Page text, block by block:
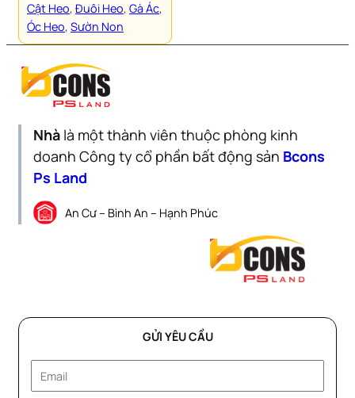
Cật Heo, Đuôi Heo, Gà Ác
Óc Heo, Sườn Non
Nhà là một thành viên thuộc phòng kinh
doanh Công ty cổ phần bất động sản Bcons
Ps Land
An Cư – Bình An – Hạnh Phúc
GỬI YÊU CẦU